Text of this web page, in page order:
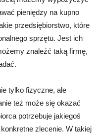
pieniędzy na kupno
przedsiębiorstwo, które
sprzętu. Jest ich
znaleźć taką firmę,
tylko fizyczne, ale
też może się okazać
potrzebuje jakiegoś
zlecenie. W takiej